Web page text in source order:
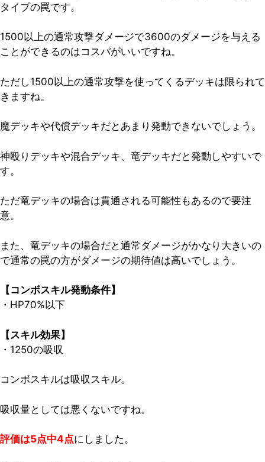
タイプの罠です。
1500以上の通常攻撃ダメージで3600のダメージを与える
ことができるのはコスパがいいですね。
ただし1500以上の通常攻撃を使ってくるデッキは限られて
きますね。
魔デッキや代償デッキだとあまり発動できないでしょう。
神殴りデッキや混合デッキ、竜デッキだと発動しやすいで
す。
ただ竜デッキの場合は貫通される可能性もあるので要注
意。
また、竜デッキの場合だと通常ダメージがかなり大きいの
で通常の罠の方がダメージの期待値は高いでしょう。
【コンボスキル発動条件】
・HP70%以下
【スキル効果】
・1250の吸収
コンボスキルは吸収スキル。
吸収量としては悪くないですね。
評価は5点中4点にしました。